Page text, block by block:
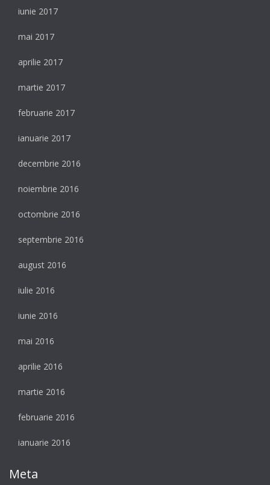
iunie 2017
mai 2017
aprilie 2017
martie 2017
februarie 2017
ianuarie 2017
decembrie 2016
noiembrie 2016
octombrie 2016
septembrie 2016
august 2016
iulie 2016
iunie 2016
mai 2016
aprilie 2016
martie 2016
februarie 2016
ianuarie 2016
Meta